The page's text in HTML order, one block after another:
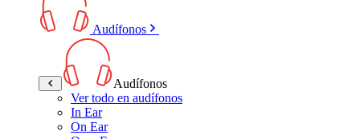
Audífonos
Audífonos
Ver todo en audífonos
In Ear
On Ear